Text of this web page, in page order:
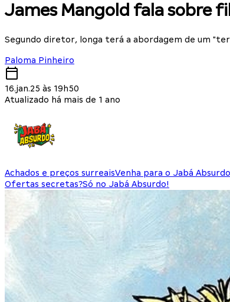
James Mangold fala sobre
Segundo diretor, longa terá a abordagem de um
Paloma Pinheiro
16.jan.25 às 19h50
Atualizado há mais de 1 ano
Achados e preços surreaisVenha para o Jabá
Ofertas secretas?Só no Jabá Absurdo!